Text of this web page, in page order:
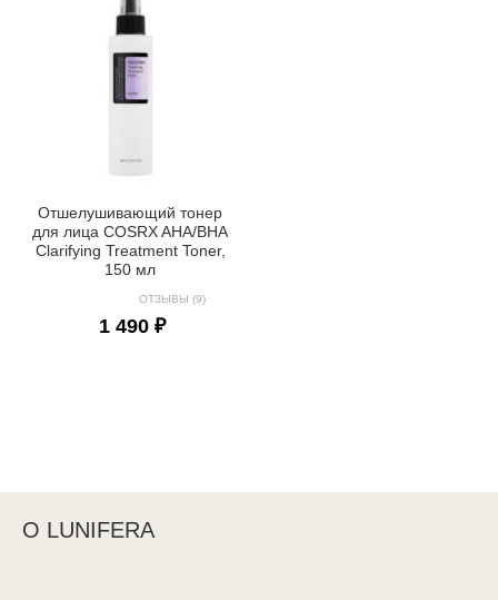
Отшелушивающий тонер
для лица COSRX AHA/BHA
Clarifying Treatment Toner,
150 мл
ОТЗЫВЫ (9)
1 490 ₽
О LUNIFERA